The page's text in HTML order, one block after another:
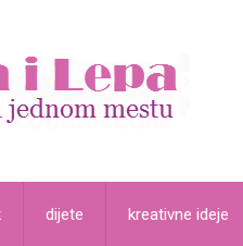
dijete kreativne ideje